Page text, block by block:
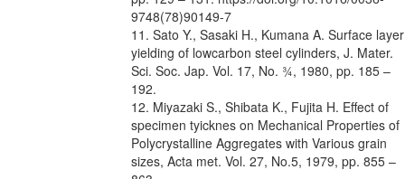
9748(78)90149-7
11. Sato Y., Sasaki H., Kumana A. Surface layer
yielding of lowcarbon steel cylinders, J. Mater.
Sci. Soc. Jap. Vol. 17, No. ¾, 1980, pp. 185 –
192.
12. Miyazaki S., Shibata K., Fujita H. Effect of
specimen tyicknes on Mechanical Properties of
Polycrystalline Aggregates with Various grain
sizes, Acta met. Vol. 27, No.5, 1979, pp. 855 –